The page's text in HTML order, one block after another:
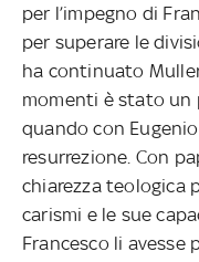
per l’impegno di
per superare le
ha continuato
momenti è stato un
quando con
resurrezione. Con
chiarezza teologica
carismi e le sue
Francesco li avesse